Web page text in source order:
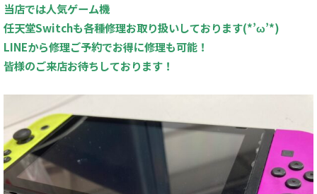
当店では人気ゲーム機
任天堂Switchも各種修理お取り扱いしております(*’ω’*)
LINEから修理ご予約でお得に修理も可能！
皆様のご来店お待ちしております！